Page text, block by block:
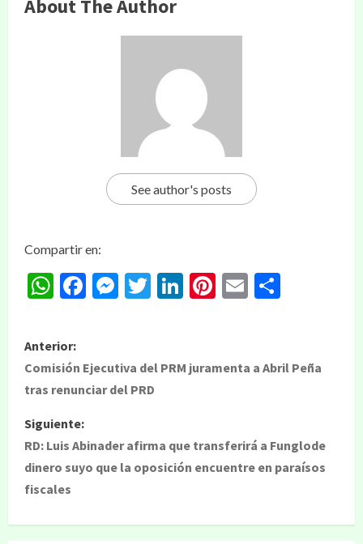
About The Author
See author's posts
Compartir en:
WhatsApp
Facebook
Messenger
Twitter
LinkedIn
Pinterest
Email
Anterior:
Comisión Ejecutiva del PRM juramenta a Abril Peña
tras renunciar del PRD
Siguiente:
RD: Luis Abinader afirma que transferirá a Funglode
dinero suyo que la oposición encuentre en paraísos
fiscales